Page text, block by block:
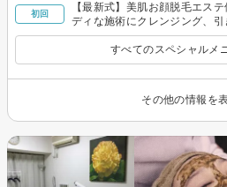
初回
【最新式】美肌お顔脱毛エス
ディな施術にクレンジング、引
すべてのスペシャルメ
その他の情報を